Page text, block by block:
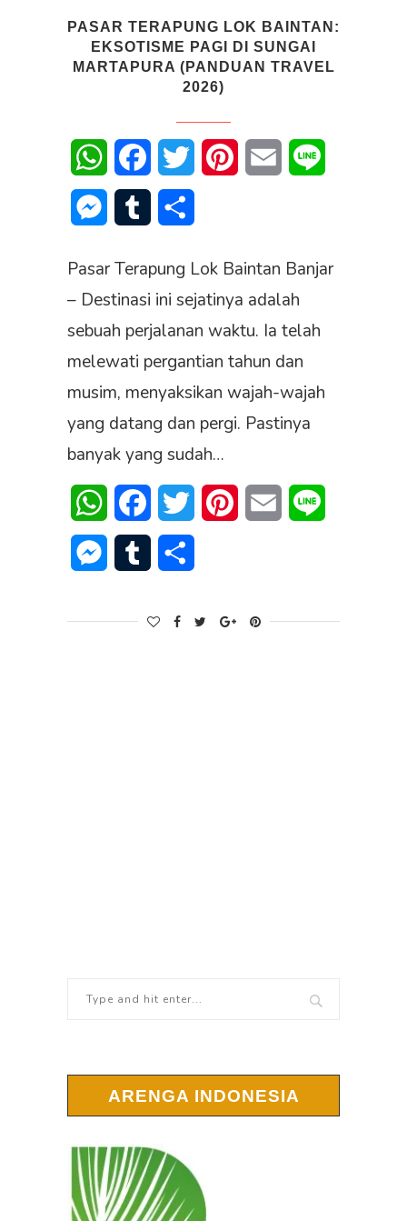
PASAR TERAPUNG LOK BAINTAN:
EKSOTISME PAGI DI SUNGAI
MARTAPURA (PANDUAN TRAVEL
2026)
WhatsAppFacebookTwitter PinterestEmail
Messenger
Tumblr
Pasar Terapung Lok Baintan Banjar
– Destinasi ini sejatinya adalah
sebuah perjalanan waktu. Ia telah
melewati pergantian tahun dan
musim, menyaksikan wajah-wajah
yang datang dan pergi. Pastinya
banyak yang sudah…
WhatsAppFacebookTwitter PinterestEmail
Messenger
Tumblr
ARENGA INDONESIA